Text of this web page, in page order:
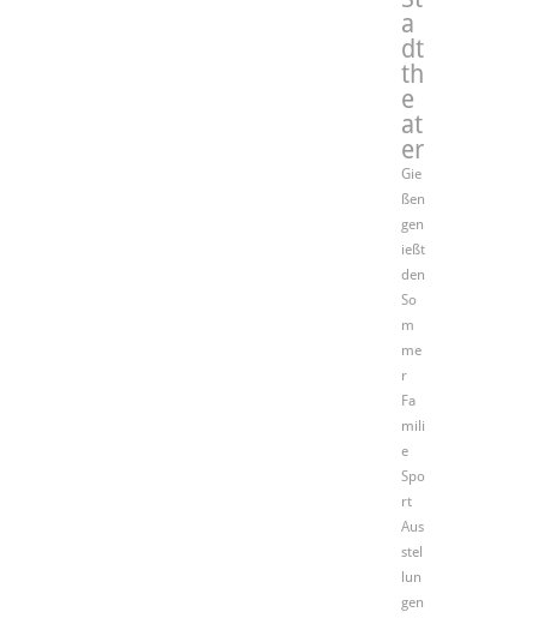
a
dt
th
e
at
er
Gie
ßen
gen
ießt
den
So
m
me
r
Fa
mili
e
Spo
rt
Aus
stel
lun
gen